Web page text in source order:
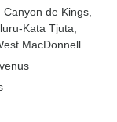
, Canyon de Kings
Kata Tjuta
MacDonnell